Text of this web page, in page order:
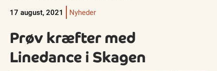
17 august, 2021
Nyheder
Prøv kræfter med
Linedance i Skagen